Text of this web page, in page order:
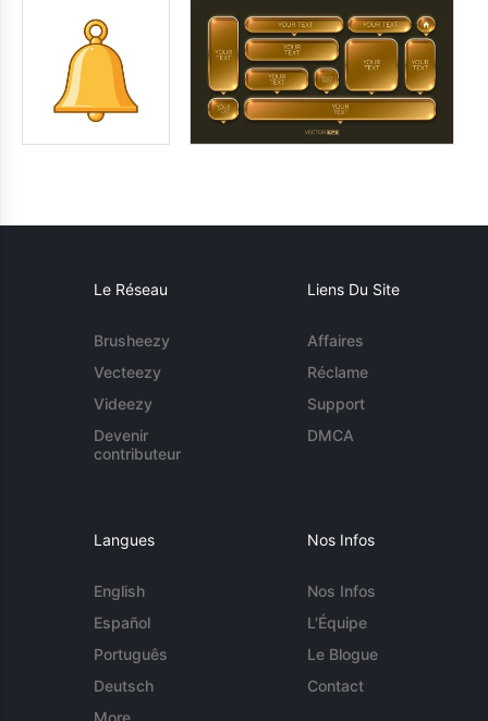
Le Réseau
Brusheezy
Vecteezy
Videezy
Devenir
contributeur
Liens Du Site
Affaires
Réclame
Support
DMCA
Langues
English
Español
Português
Deutsch
More...
Nos Infos
Nos Infos
L'Équipe
Le Blogue
Contact